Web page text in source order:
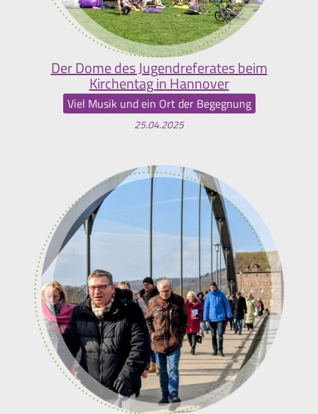
Der Dome des Jugendreferates beim
Kirchentag in Hannover
Viel Musik und ein Ort der Begegnung
25.04.2025